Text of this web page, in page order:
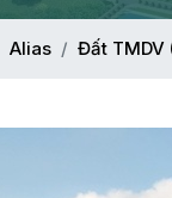
Alias Đất TMDV